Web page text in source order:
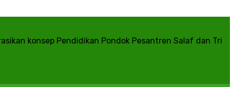
konsep Pendidikan Pondok Pesantren Salaf dan Tri